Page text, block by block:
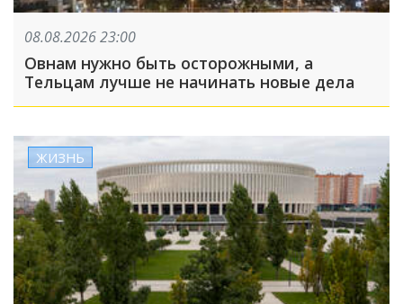
08.08.2026 23:00
Овнам нужно быть осторожными, а
Тельцам лучше не начинать новые дела
ЖИЗНЬ